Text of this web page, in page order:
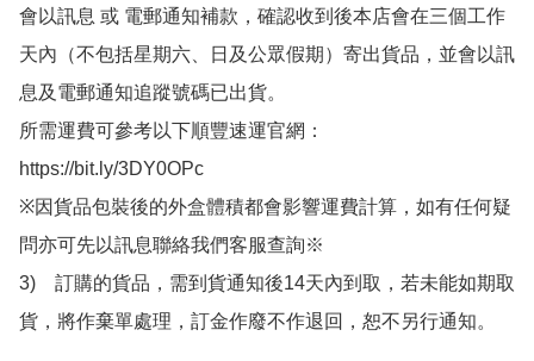
會以訊息 或 電郵通知補款，確認收到後本店會在三個工作
天內（不包括星期六、日及公眾假期）寄出貨品，並會以訊
息及電郵通知追蹤號碼已出貨。
所需運費可參考以下順豐速運官網：
https://bit.ly/3DY0OPc
※因貨品包裝後的外盒體積都會影響運費計算，如有任何疑
問亦可先以訊息聯絡我們客服查詢※
3)　訂購的貨品，需到貨通知後14天內到取，若未能如期取
貨，將作棄單處理，訂金作廢不作退回，恕不另行通知。